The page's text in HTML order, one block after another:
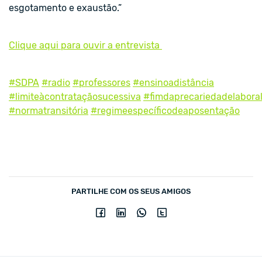
esgotamento e exaustão.”
Clique aqui para ouvir a entrevista
#SDPA #radio #professores #ensinoadistância
#limiteàcontrataçãosucessiva #fimdaprecariedadelaboral
#normatransitória #regimeespecíficodeaposentação
PARTILHE COM OS SEUS AMIGOS